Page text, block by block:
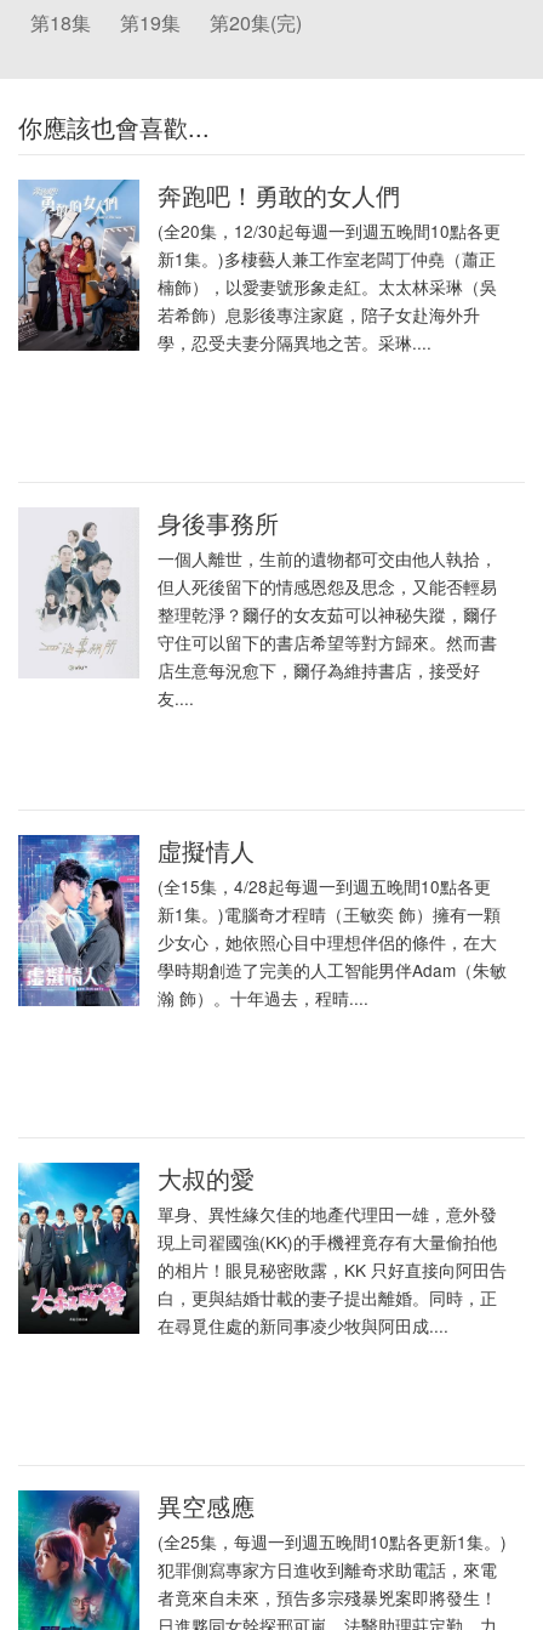
第18集
第19集 第20集(完)
你應該也會喜歡...
奔跑吧！勇敢的女人們
(全20集，12/30起每週一到週五晚間10點各更
新1集。)多棲藝人兼工作室老闆丁仲堯（蕭正
楠飾），以愛妻號形象走紅。太太林采琳（吳
若希飾）息影後專注家庭，陪子女赴海外升
學，忍受夫妻分隔異地之苦。采琳....
身後事務所
一個人離世，生前的遺物都可交由他人執拾，
但人死後留下的情感恩怨及思念，又能否輕易
整理乾淨？爾仔的女友茹可以神秘失蹤，爾仔
守住可以留下的書店希望等對方歸來。然而書
店生意每況愈下，爾仔為維持書店，接受好
友....
虛擬情人
(全15集，4/28起每週一到週五晚間10點各更
新1集。)電腦奇才程晴（王敏奕 飾）擁有一顆
少女心，她依照心目中理想伴侶的條件，在大
學時期創造了完美的人工智能男伴Adam（朱敏
瀚 飾）。十年過去，程晴....
大叔的愛
單身、異性緣欠佳的地產代理田一雄，意外發
現上司翟國強(KK)的手機裡竟存有大量偷拍他
的相片！眼見秘密敗露，KK 只好直接向阿田告
白，更與結婚廿載的妻子提出離婚。同時，正
在尋覓住處的新同事凌少牧與阿田成....
異空感應
(全25集，每週一到週五晚間10點各更新1集。)
犯罪側寫專家方日進收到離奇求助電話，來電
者竟來自未來，預告多宗殘暴兇案即將發生！